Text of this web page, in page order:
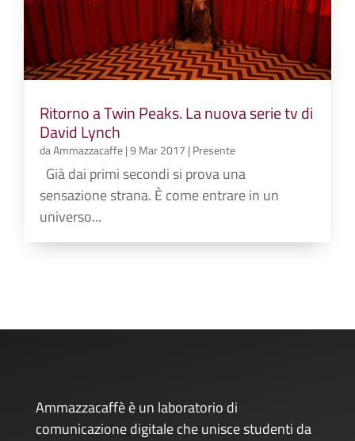
Ritorno a Twin Peaks. La nuova serie tv di
David Lynch
daAmmazzacaffe|9 Mar 2017 | Presente
Già dai primi secondi si prova una
sensazione strana. È come entrare in un
universo...
Ammazzacaffè è un laboratorio di
comunicazione digitale che unisce studenti da